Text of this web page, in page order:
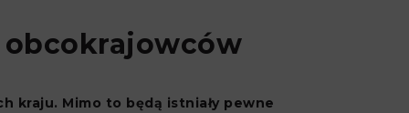
obcokrajowców
kraju. Mimo to będą istniały pewne